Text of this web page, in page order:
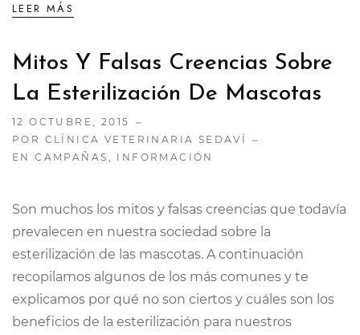
LEER MÁS
Mitos Y Falsas Creencias Sobre
La Esterilización De Mascotas
12 OCTUBRE, 2015
POR CLÍNICA VETERINARIA SEDAVÍ
ENCAMPAÑAS , INFORMACIÓN
Son muchos los mitos y falsas creencias que todavía
prevalecen en nuestra sociedad sobre la
esterilización de las mascotas. A continuación
recopilamos algunos de los más comunes y te
explicamos por qué no son ciertos y cuáles son los
beneficios de la esterilización para nuestros